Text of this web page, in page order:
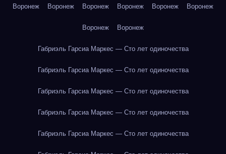
Воронеж Воронеж Воронеж Воронеж Воронеж Воронеж
Воронеж Воронеж
Габриэль Гарсиа Маркес — Сто лет одиночества
Габриэль Гарсиа Маркес — Сто лет одиночества
Габриэль Гарсиа Маркес — Сто лет одиночества
Габриэль Гарсиа Маркес — Сто лет одиночества
Габриэль Гарсиа Маркес — Сто лет одиночества